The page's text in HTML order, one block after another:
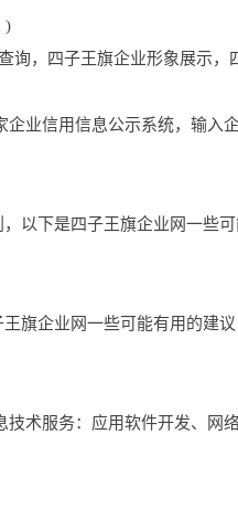
)
询，四子王旗企业形象展示
业信用信息公示系统，输
以下是四子王旗企业网一些
旗企业网一些可能有用的建
术服务：应用软件开发、